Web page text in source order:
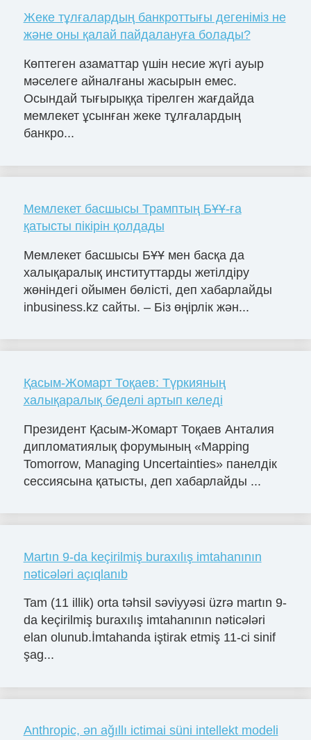
Жеке тұлғалардың банкроттығы дегеніміз не
және оны қалай пайдалануға болады?
Көптеген азаматтар үшін несие жүгі ауыр
мәселеге айналғаны жасырын емес.
Осындай тығырыққа тірелген жағдайда
мемлекет ұсынған жеке тұлғалардың
банкро...
Мемлекет басшысы Трамптың БҰҰ-ға
қатысты пікірін қолдады
Мемлекет басшысы БҰҰ мен басқа да
халықаралық институттарды жетілдіру
жөніндегі ойымен бөлісті, деп хабарлайды
inbusiness.kz сайты. – Біз өңірлік жән...
Қасым-Жомарт Тоқаев: Түркияның
халықаралық беделі артып келеді
Президент Қасым-Жомарт Тоқаев Анталия
дипломатиялық форумының «Mapping
Tomorrow, Managing Uncertainties» панелдік
сессиясына қатысты, деп хабарлайды ...
Martın 9-da keçirilmiş buraxılış imtahanının
nəticələri açıqlanıb
Tam (11 illik) orta təhsil səviyyəsi üzrə martın 9-
da keçirilmiş buraxılış imtahanının nəticələri
elan olunub.İmtahanda iştirak etmiş 11-ci sinif
şag...
Anthropic, ən ağıllı ictimai süni intellekt modeli